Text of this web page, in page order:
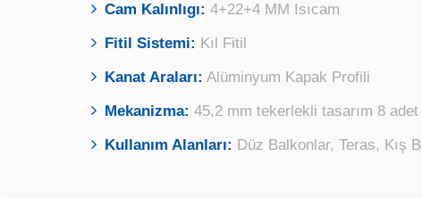
Cam Kalınlıgı: 4+22+4 MM Isıcam
Fitil Sistemi: Kıl Fitil
Kanat Araları: Alüminyum Kapak Profili
Mekanizma: 45,2 mm tekerlekli tasarım 8 adet
Kullanım Alanları: Düz Balkonlar, Teras, Kış